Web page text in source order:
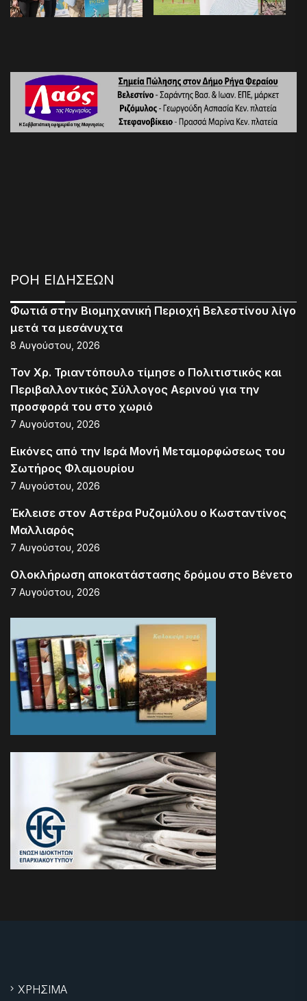
ΡΟΗ ΕΙΔΗΣΕΩΝ
Φωτιά στην Βιομηχανική Περιοχή Βελεστίνου λίγο
μετά τα μεσάνυχτα
8 Αυγούστου, 2026
Τον Χρ. Τριαντόπουλο τίμησε ο Πολιτιστικός και
Περιβαλλοντικός Σύλλογος Αερινού για την
προσφορά του στο χωριό
7 Αυγούστου, 2026
Εικόνες από την Ιερά Μονή Μεταμορφώσεως του
Σωτήρος Φλαμουρίου
7 Αυγούστου, 2026
Έκλεισε στον Αστέρα Ρυζομύλου ο Κωσταντίνος
Μαλλιαρός
7 Αυγούστου, 2026
Ολοκλήρωση αποκατάστασης δρόμου στο Βένετο
7 Αυγούστου, 2026
ΧΡΗΣΙΜΑ